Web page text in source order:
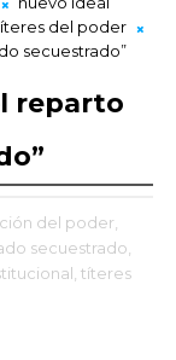
del poder
secuestrado”
reparto
del poder,
secuestrado,
títeres